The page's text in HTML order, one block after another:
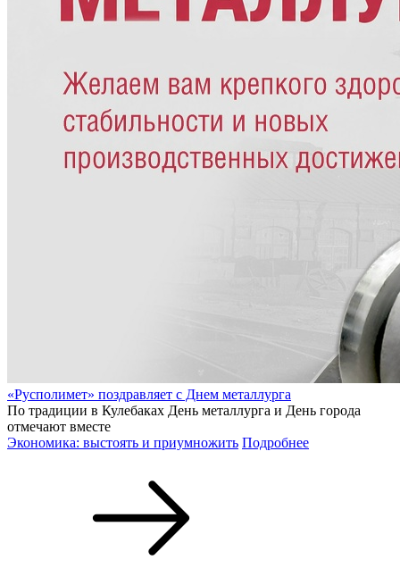
«Русполимет» поздравляет с Днем металлурга
По традиции в Кулебаках День металлурга и День города
отмечают вместе
Экономика: выстоять и приумножить Подробнее